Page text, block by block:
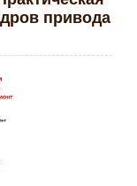
привода